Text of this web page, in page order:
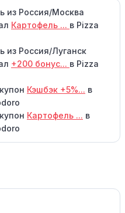
из Россия/Москва
Картофель ... в Pizza
из Россия/Луганск
+200 бонус... в Pizza
Кэшбэк +5%... в
Картофель ... в